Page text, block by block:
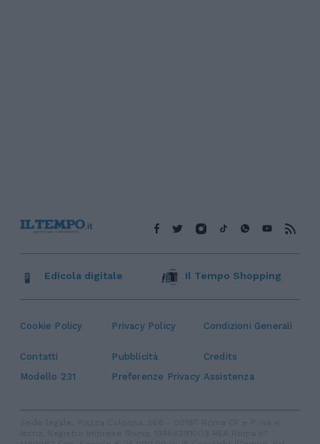
Cookie Policy Privacy Policy Condizioni Generali
Contatti Pubblicità
Credits
Modello 231
Preferenze Privacy Assistenza
Edicola digitale Il Tempo Shopping